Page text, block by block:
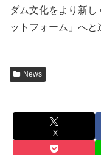
ダム文化をより新
ットフォーム」へと
News
X